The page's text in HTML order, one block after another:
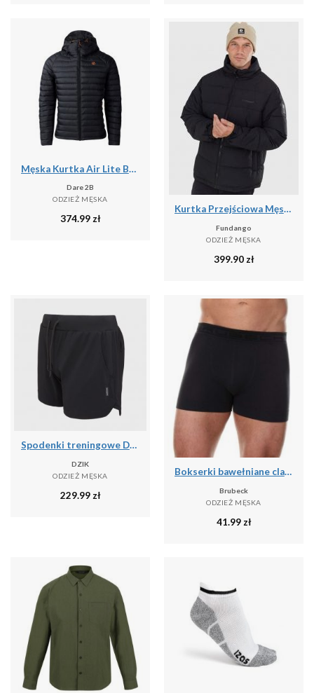
Męska Kurtka Air Lite Baffled Padded Jacket
Dare 2B
ODZIEŻ MĘSKA
374.99zł
Kurtka Przejściowa Męska Fundango Winton
Fundango
ODZIEŻ MĘSKA
399.90 zł
Spodenki treningowe DZIK® PRO black
DZIK
ODZIEŻ MĘSKA
229.99 zł
Bokserki bawełniane classic męskie Brubeck Comfort Cotton
Brubeck
ODZIEŻ MĘSKA
41.99 zł